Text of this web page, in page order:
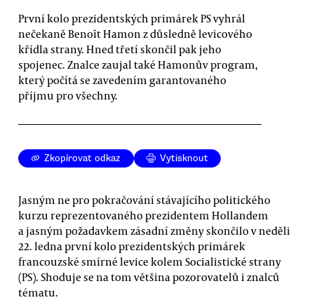
První kolo prezidentských primárek PS vyhrál
nečekaně Benoît Hamon z důsledně levicového
křídla strany. Hned třetí skončil pak jeho
spojenec. Znalce zaujal také Hamonův program,
který počítá se zavedením garantovaného
příjmu pro všechny.
Zkopírovat odkaz Vytisknout
Jasným ne pro pokračování stávajícího politického
kurzu reprezentovaného prezidentem Hollandem
a jasným požadavkem zásadní změny skončilo v neděli
22. ledna první kolo prezidentských primárek
francouzské smírné levice kolem Socialistické strany
(PS). Shoduje se na tom většina pozorovatelů i znalců
tématu.